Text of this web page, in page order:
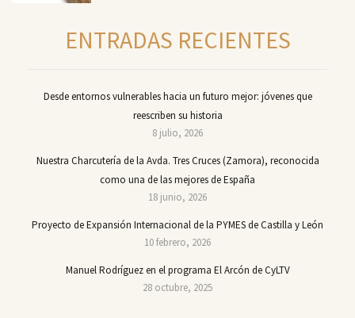
ENTRADAS RECIENTES
Desde entornos vulnerables hacia un futuro mejor: jóvenes que
reescriben su historia
8 julio, 2026
Nuestra Charcutería de la Avda. Tres Cruces (Zamora), reconocida
como una de las mejores de España
18 junio, 2026
Proyecto de Expansión Internacional de la PYMES de Castilla y León
10 febrero, 2026
Manuel Rodríguez en el programa El Arcón de CyLTV
28 octubre, 2025